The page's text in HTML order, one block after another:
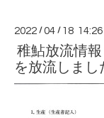
2022 /04 / 18 14:26
稚鮎放流情
を放流しまし